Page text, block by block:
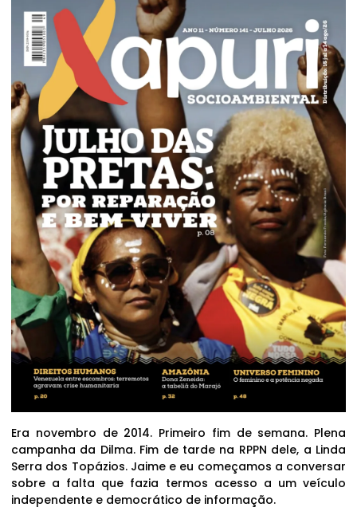
Era novembro de 2014. Primeiro fim de semana. Plena
campanha da Dilma. Fim de tarde na RPPN dele, a Linda
Serra dos Topázios. Jaime e eu começamos a conversar
sobre a falta que fazia termos acesso a um veículo
independente e democrático de informação.